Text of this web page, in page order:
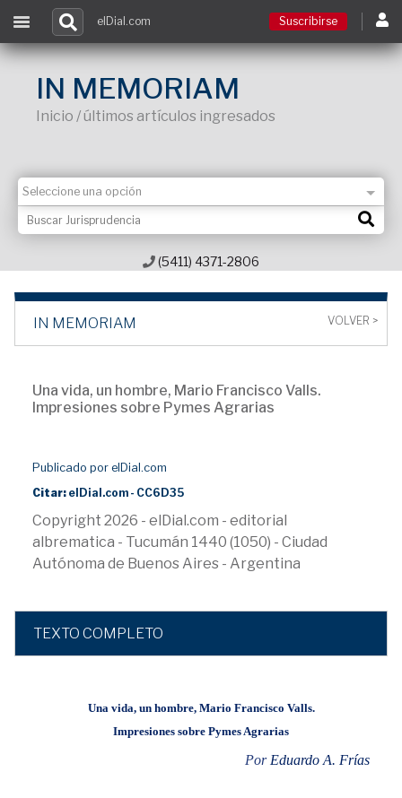
Suscribirse
Contacto
elDial.com Suscribirse
IN MEMORIAM
Inicio / últimos artículos ingresados
(5411) 4371-2806
IN MEMORIAM VOLVER >
Una vida, un hombre, Mario Francisco Valls.
Impresiones sobre Pymes Agrarias
Publicado por elDial.com
Citar: elDial.com - CC6D35
Copyright 2026 - elDial.com - editorial
albrematica - Tucumán 1440 (1050) - Ciudad
Autónoma de Buenos Aires - Argentina
TEXTO COMPLETO
Una vida, un hombre, Mario Francisco Valls.
Impresiones sobre Pymes Agrarias
Por Eduardo A. Frías